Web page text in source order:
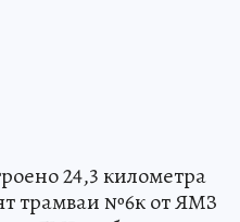
24,3 километра
трамваи №6к от ЯМЗ